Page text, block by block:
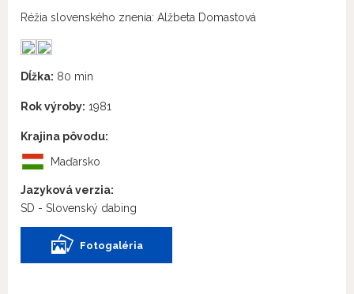
Réžia slovenského znenia: Alžbeta Domastová
Dĺžka: 80 min
Rok výroby: 1981
Krajina pôvodu:
Maďarsko
Jazyková verzia:
SD - Slovenský dabing
Fotogaléria